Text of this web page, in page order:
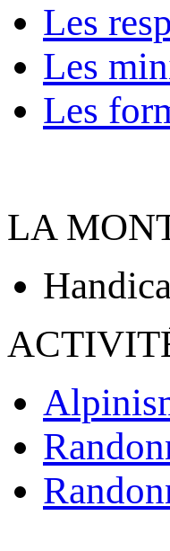
Les
Les
Les
LA